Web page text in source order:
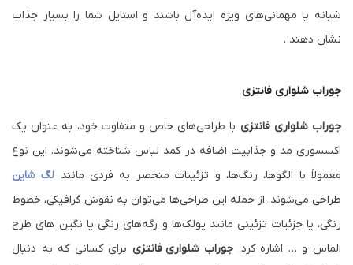
شبانه یا مهمانی‌های ویژه ایده‌آل باشند و استایل شما را بسیار جذاب
نشان دهند .
جوراب شلواری فانتزی
جوراب شلواری فانتزی با طراحی‌های خاص و متفاوت خود، به عنوان یک
اکسسوری مد و جذابیت اضافه در کمد لباس شناخته می‌شوند. این نوع
معمولاً با الگوها، رنگ‌ها، و تزئینات منحصر به فردی مانند لگ شاین
طراحی می‌شوند. از جمله این طراحی‌ها می‌توان به نقوش گرافیکی، خطوط
رنگی، یا جزئیات تزئینی مانند پولک‌ها و رگه‌های رنگی یا نگین های طرح
الماس و … اشاره کرد. جوراب شلواری فانتزی برای کسانی که به دنبال